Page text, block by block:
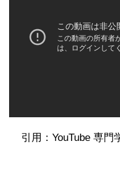
引用：YouTube 専門